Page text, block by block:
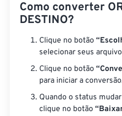
Como converter
DESTINO?
Clique no botão
selecionar seus
Clique no botão
para iniciar a
Quando o status
clique no botão